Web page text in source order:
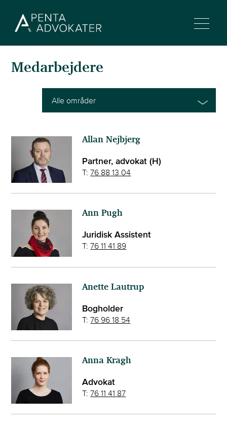
Medarbejdere
Alle områder
Allan Nejbjerg
Partner, advokat (H)
T:76 88 13 04
Ann Pugh
Juridisk Assistent
T:76 11 41 89
Anette Lautrup
Bogholder
T:76 96 18 54
Anna Kragh
Advokat
T:76 11 41 87